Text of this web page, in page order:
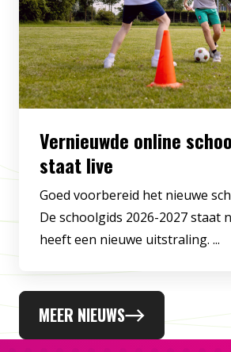
Vernieuwde online
staat live
Goed voorbereid het nieuwe
De schoolgids 2026-2027 staat
heeft een nieuwe uitstraling. ...
MEER NIEUWS